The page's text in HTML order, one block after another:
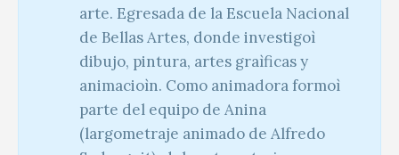
arte. Egresada de la Escuela Nacional
de Bellas Artes, donde investigoì
dibujo, pintura, artes graìficas y
animacioìn. Como animadora formoì
parte del equipo de Anina
(largometraje animado de Alfredo